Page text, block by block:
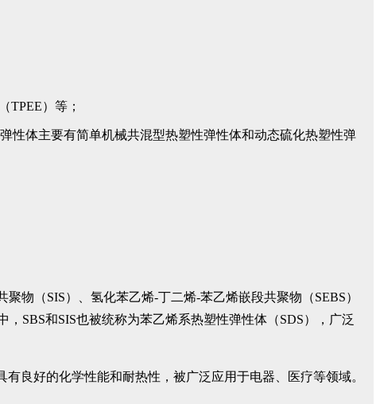
TPEE）等；
性体主要有简单机械共混型热塑性弹性体和动态硫化热塑性弹
物（SIS）、氢化苯乙烯-丁二烯-苯乙烯嵌段共聚物（SEBS）
SBS和SIS也被统称为苯乙烯系热塑性弹性体（SDS），广泛
良好的化学性能和耐热性，被广泛应用于电器、医疗等领域。